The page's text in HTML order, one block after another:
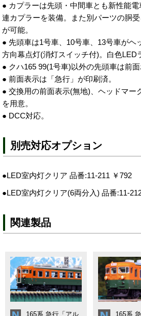
● カプラーは先頭・中間車とも新性能
連カプラーを装備。また別パーツの胴
が可能。
● 先頭車は1号車、10号車、13号車がヘ
方向幕点灯(消灯スイッチ付)。白色LED
● クハ165 99(1号車)以外の先頭車は前面
● 前面表示は「急行」が印刷済。
● 交換用の前面表示(無地)、ヘッドマー
を用意。
● DCC対応。
別売対応オプション
●LED室内灯クリア 品番:11-211 ￥792
●LED室内灯クリア(6両分入) 品番:11-
関連製品
165系 急行「アル
165系